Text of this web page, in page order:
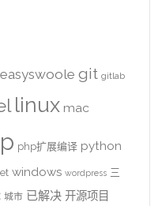
easyswoole git gitlab
linux mac
php扩展编译 python
windows wordpress 三
城市 已解决 开源项目